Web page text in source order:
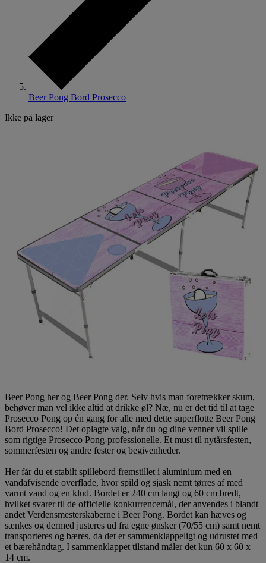
Beer Pong Bord Prosecco
Ikke på lager
Beer Pong her og Beer Pong der. Selv hvis man foretrækker skum,
behøver man vel ikke altid at drikke øl? Næ, nu er det tid til at tage
Prosecco Pong op én gang for alle med dette superflotte Beer Pong
Bord Prosecco! Det oplagte valg, når du og dine venner vil spille
som rigtige Prosecco Pong-professionelle. Et must til nytårsfesten,
sommerfesten og andre fester og begivenheder.
Her får du et stabilt spillebord fremstillet i aluminium med en
vandafvisende overflade, hvor spild og sjask nemt tørres af med
varmt vand og en klud. Bordet er 240 cm langt og 60 cm bredt,
hvilket svarer til de officielle konkurrencemål, der anvendes i blandt
andet Verdensmesterskaberne i Beer Pong. Bordet kan hæves og
sænkes og dermed justeres ud fra egne ønsker (70/55 cm) samt nemt
transporteres og bæres, da det er sammenklappeligt og udrustet med
et bærehåndtag. I sammenklappet tilstand måler det kun 60 x 60 x
14 cm.